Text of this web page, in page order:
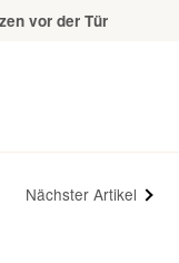
vor der Tür
Nächster Artikel